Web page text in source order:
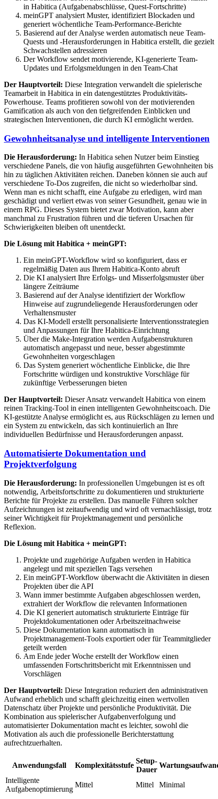
in Habitica (Aufgabenabschlüsse, Quest-Fortschritte)
meinGPT analysiert Muster, identifiziert Blockaden und
generiert wöchentliche Team-Performance-Berichte
Basierend auf der Analyse werden automatisch neue Team-
Quests und -Herausforderungen in Habitica erstellt, die gezielt
Schwachstellen adressieren
Der Workflow sendet motivierende, KI-generierte Team-
Updates und Erfolgsmeldungen in den Team-Chat
Der Hauptvorteil: Diese Integration verwandelt die spielerische
Teamarbeit in Habitica in ein datengestütztes Produktivitäts-
Powerhouse. Teams profitieren sowohl von der motivierenden
Gamification als auch von den tiefgreifenden Einblicken und
strategischen Interventionen, die durch KI ermöglicht werden.
Gewohnheitsanalyse und intelligente Interventionen
Die Herausforderung: In Habitica sehen Nutzer beim Einstieg
verschiedene Panels, die von häufig ausgeführten Gewohnheiten bis
hin zu täglichen Aktivitäten reichen. Daneben können sie auch auf
verschiedene To-Dos zugreifen, die nicht so wiederholbar sind.
Wenn man es nicht schafft, eine Aufgabe zu erledigen, wird man
geschädigt und verliert etwas von seiner Gesundheit, genau wie in
einem RPG. Dieses System bietet zwar Motivation, kann aber
manchmal zu Frustration führen und die tieferen Ursachen für
Schwierigkeiten bleiben oft unentdeckt.
Die Lösung mit Habitica + meinGPT:
Ein meinGPT-Workflow wird so konfiguriert, dass er
regelmäßig Daten aus Ihrem Habitica-Konto abruft
Die KI analysiert Ihre Erfolgs- und Misserfolgsmuster über
längere Zeiträume
Basierend auf der Analyse identifiziert der Workflow
Hinweise auf zugrundeliegende Herausforderungen oder
Verhaltensmuster
Das KI-Modell erstellt personalisierte Interventionsstrategien
und Anpassungen für Ihre Habitica-Einrichtung
Über die Make-Integration werden Aufgabenstrukturen
automatisch angepasst und neue, besser abgestimmte
Gewohnheiten vorgeschlagen
Das System generiert wöchentliche Einblicke, die Ihre
Fortschritte würdigen und konstruktive Vorschläge für
zukünftige Verbesserungen bieten
Der Hauptvorteil: Dieser Ansatz verwandelt Habitica von einem
reinen Tracking-Tool in einen intelligenten Gewohnheitscoach. Die
KI-gestützte Analyse ermöglicht es, aus Rückschlägen zu lernen und
ein System zu entwickeln, das sich kontinuierlich an Ihre
individuellen Bedürfnisse und Herausforderungen anpasst.
Automatisierte Dokumentation und
Projektverfolgung
Die Herausforderung: In professionellen Umgebungen ist es oft
notwendig, Arbeitsfortschritte zu dokumentieren und strukturierte
Berichte für Projekte zu erstellen. Das manuelle Führen solcher
Aufzeichnungen ist zeitaufwendig und wird oft vernachlässigt, trotz
seiner Wichtigkeit für Projektmanagement und persönliche
Reflexion.
Die Lösung mit Habitica + meinGPT:
Projekte und zugehörige Aufgaben werden in Habitica
angelegt und mit speziellen Tags versehen
Ein meinGPT-Workflow überwacht die Aktivitäten in diesen
Projekten über die API
Wann immer bestimmte Aufgaben abgeschlossen werden,
extrahiert der Workflow die relevanten Informationen
Die KI generiert automatisch strukturierte Einträge für
Projektdokumentationen oder Arbeitszeitnachweise
Diese Dokumentation kann automatisch in
Projektmanagement-Tools exportiert oder für Teammitglieder
geteilt werden
Am Ende jeder Woche erstellt der Workflow einen
umfassenden Fortschrittsbericht mit Erkenntnissen und
Vorschlägen
Der Hauptvorteil: Diese Integration reduziert den administrativen
Aufwand erheblich und schafft gleichzeitig einen wertvollen
Datenschatz über Projekte und persönliche Produktivität. Die
Kombination aus spielerischer Aufgabenverfolgung und
automatisierter Dokumentation macht es leichter, sowohl die
Motivation als auch die professionelle Berichterstattung
aufrechtzuerhalten.
Anwendungsfall Komplexitätsstufe
Setup-
Dauer
Intelligente
Aufgabenoptimierung
Mittel Mittel Minimal